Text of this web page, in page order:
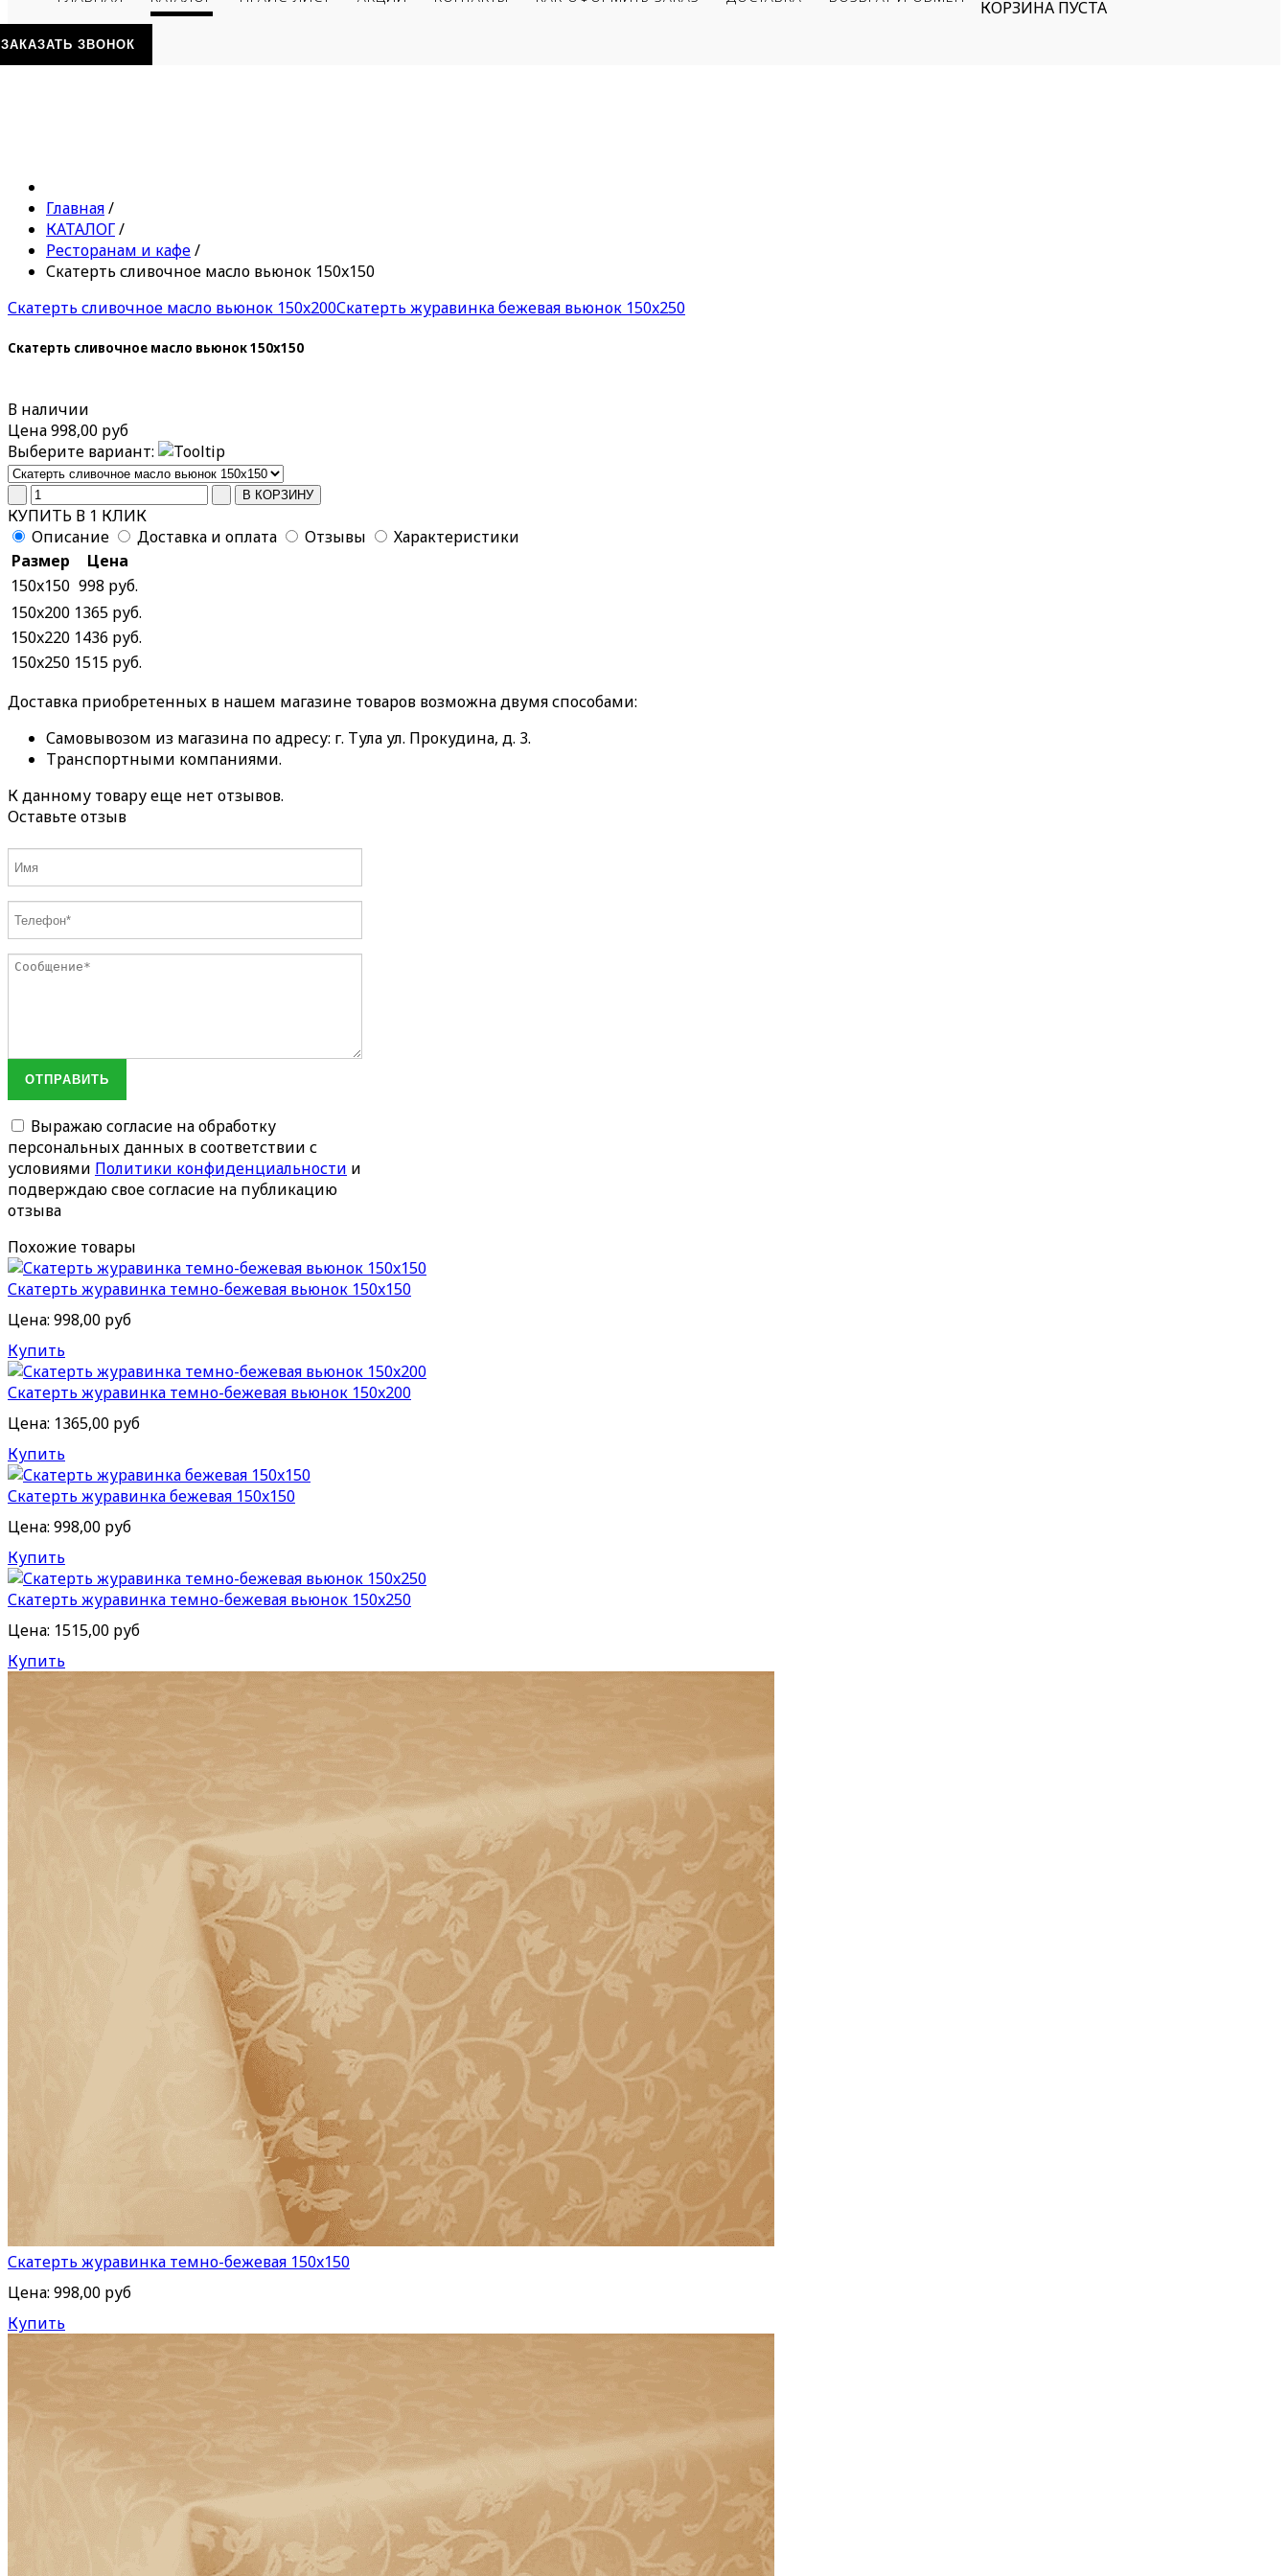
КОРЗИНА ПУСТА
ЗАКАЗАТЬ ЗВОНОК
Главная/
КАТАЛОГ/
Ресторанам и кафе/
Скатерть сливочное масло вьюнок 150x150
Скатерть сливочное масло вьюнок 150x200Скатерть журавинка бежевая вьюнок 150x250
Скатерть сливочное масло вьюнок 150x150
В наличии
Цена998,00 руб
Выберите вариант:
КУПИТЬ В 1 КЛИК
Описание
Доставка и оплата Отзывы
Характеристики
Размер
Цена
150x150 998 руб.
150x200 1365 руб.
150x220 1436 руб.
150x250 1515 руб.
Доставка приобретенных в нашем магазине товаров возможна двумя способами:
Самовывозом из магазина по адресу: г. Тула ул. Прокудина, д. 3.
Транспортными компаниями.
К данному товару еще нет отзывов.
Оставьте отзыв
ОТПРАВИТЬ
Выражаю согласие на обработку
персональных данных в соответствии с
условиями Политики конфиденциальности и
подверждаю свое согласие на публикацию
отзыва
Похожие товары
Скатерть журавинка темно-бежевая вьюнок 150x150
Цена: 998,00 руб
Купить
Скатерть журавинка темно-бежевая вьюнок 150x200
Цена: 1365,00 руб
Купить
Скатерть журавинка бежевая 150x150
Цена: 998,00 руб
Купить
Скатерть журавинка темно-бежевая вьюнок 150x250
Цена: 1515,00 руб
Купить
Скатерть журавинка темно-бежевая 150x150
Цена: 998,00 руб
Купить